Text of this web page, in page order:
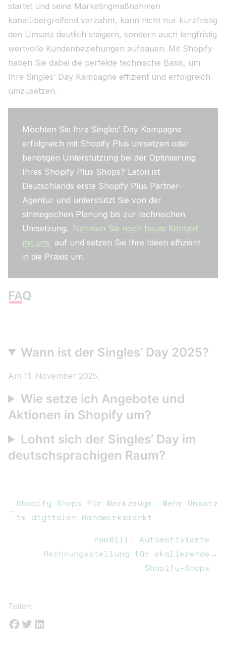
startet und seine Marketingmaßnahmen
kanalübergreifend verzahnt, kann nicht nur kurzfristig
den Umsatz deutlich steigern, sondern auch langfristig
wertvolle Kundenbeziehungen aufbauen. Mit Shopify
haben Sie dabei die perfekte technische Basis, um
Ihre Singles’ Day Kampagne effizient und erfolgreich
umzusetzen.
Möchten Sie Ihre Singles’ Day Kampagne
erfolgreich mit Shopify Plus umsetzen oder
benötigen Unterstützung bei der Optimierung
Ihres Shopify Plus Shops? Latori ist
Deutschlands erste Shopify Plus Partner-
Agentur und unterstützt Sie von der
strategischen Planung bis zur technischen
Umsetzung. Nehmen Sie noch heute Kontakt
mit uns auf und setzen Sie Ihre Ideen effizient
in die Praxis um.
FAQ
Wann ist der Singles’ Day 2025?
Am 11. November 2025.
Wie setze ich Angebote und
Aktionen in Shopify um?
Lohnt sich der Singles’ Day im
deutschsprachigen Raum?
←
Shopify Shops für Werkzeuge: Mehr Umsatz
im digitalen Handwerksmarkt
PamBill: Automatisierte
Rechnungsstellung für skalierende
Shopify-Shops
→
Teilen: